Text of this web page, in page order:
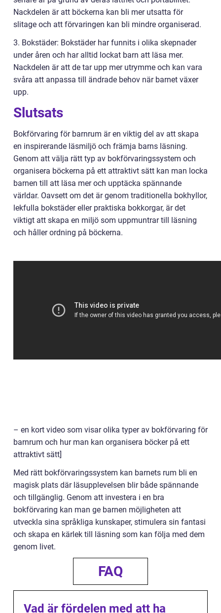
Nackdelen är att böckerna kan bli mer utsatta för
slitage och att förvaringen kan bli mindre organiserad.
3. Bokstäder: Bokstäder har funnits i olika skepnader
under åren och har alltid lockat barn att läsa mer.
Nackdelen är att de tar upp mer utrymme och kan vara
svåra att anpassa till ändrade behov när barnet växer
upp.
Slutsats
Bokförvaring för barnrum är en viktig del av att skapa
en inspirerande läsmiljö och främja barns läsning.
Genom att välja rätt typ av bokförvaringssystem och
organisera böckerna på ett attraktivt sätt kan man locka
barnen till att läsa mer och upptäcka spännande
världar. Oavsett om det är genom traditionella bokhyllor,
lekfulla bokstäder eller praktiska bokkorgar, är det
viktigt att skapa en miljö som uppmuntrar till läsning
och håller ordning på böckerna.
– en kort video som visar olika typer av bokförvaring för
barnrum och hur man kan organisera böcker på ett
attraktivt sätt]
Med rätt bokförvaringssystem kan barnets rum bli en
magisk plats där läsupplevelsen blir både spännande
och tillgänglig. Genom att investera i en bra
bokförvaring kan man ge barnen möjligheten att
utveckla sina språkliga kunskaper, stimulera sin fantasi
och skapa en kärlek till läsning som kan följa med dem
genom livet.
FAQ
Vad är fördelen med att ha